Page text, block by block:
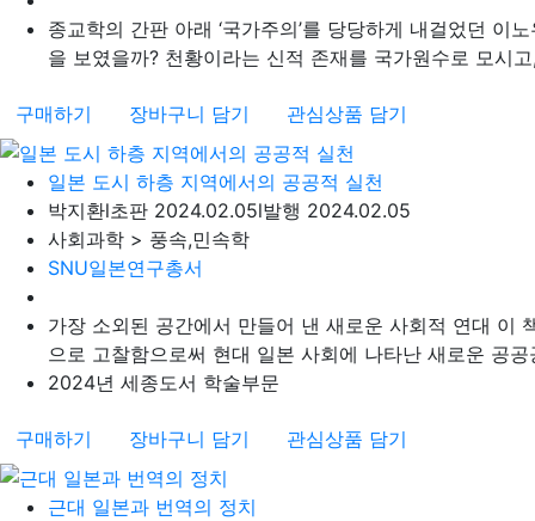
종교학의 간판 아래 ‘국가주의’를 당당하게 내걸었던
을 보였을까? 천황이라는 신적 존재를 국가원수로 모시
구매하기 장바구니 담기 관심상품 담기
일본 도시 하층 지역에서의 공공적 실천
박지환l초판 2024.02.05l발행 2024.02.05
사회과학 > 풍속,민속학
SNU일본연구총서
가장 소외된 공간에서 만들어 낸 새로운 사회적 연대 이
으로 고찰함으로써 현대 일본 사회에 나타난 새로운 공
2024년 세종도서 학술부문
구매하기 장바구니 담기 관심상품 담기
근대 일본과 번역의 정치